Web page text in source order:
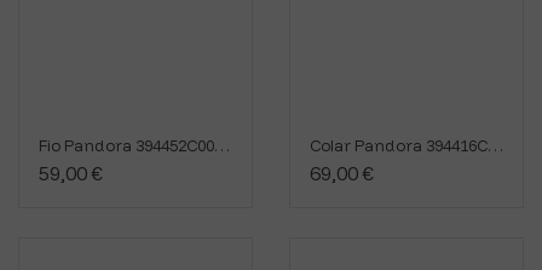
Fio Pandora 394452C00-50
59,00 €
Colar Pandora 394416C01-50
69,00 €